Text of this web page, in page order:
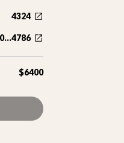
4324
$6400